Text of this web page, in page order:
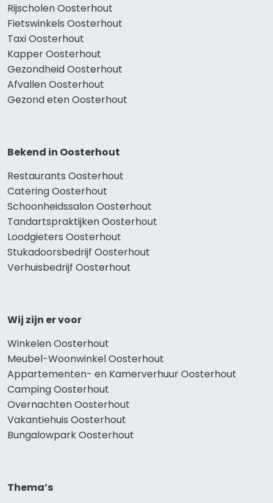
Rijscholen Oosterhout
Fietswinkels Oosterhout
Taxi Oosterhout
Kapper Oosterhout
Gezondheid Oosterhout
Afvallen Oosterhout
Gezond eten Oosterhout
Bekend in Oosterhout
Restaurants Oosterhout
Catering Oosterhout
Schoonheidssalon Oosterhout
Tandartspraktijken Oosterhout
Loodgieters Oosterhout
Stukadoorsbedrijf Oosterhout
Verhuisbedrijf Oosterhout
Wij zijn er voor
Winkelen Oosterhout
Meubel-Woonwinkel Oosterhout
Appartementen- en Kamerverhuur Oosterhout
Camping Oosterhout
Overnachten Oosterhout
Vakantiehuis Oosterhout
Bungalowpark Oosterhout
Thema’s